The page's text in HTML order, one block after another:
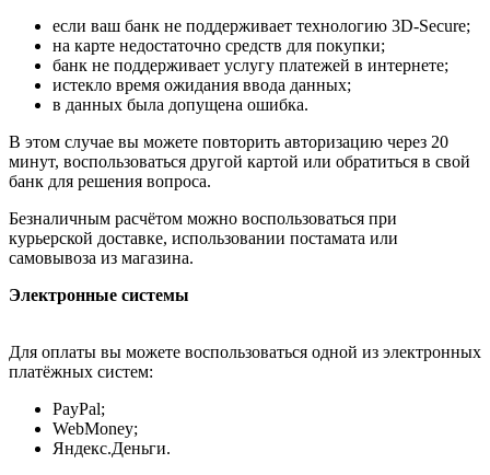
если ваш банк не поддерживает технологию 3D-Secure;
на карте недостаточно средств для покупки;
банк не поддерживает услугу платежей в интернете;
истекло время ожидания ввода данных;
в данных была допущена ошибка.
В этом случае вы можете повторить авторизацию через 20
минут, воспользоваться другой картой или обратиться в свой
банк для решения вопроса.
Безналичным расчётом можно воспользоваться при
курьерской доставке, использовании постамата или
самовывоза из магазина.
Электронные системы
Для оплаты вы можете воспользоваться одной из электронных
платёжных систем:
PayPal;
WebMoney;
Яндекс.Деньги.